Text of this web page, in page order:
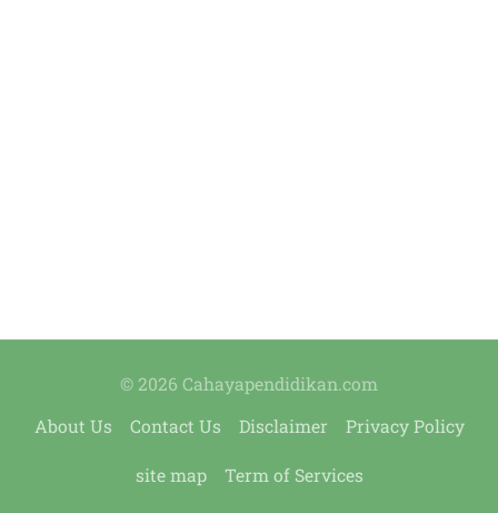
© 2026 Cahayapendidikan.com
About Us
Contact Us Disclaimer Privacy Policy
site map Term of Services